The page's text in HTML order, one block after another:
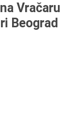
Vračaru
Beograd